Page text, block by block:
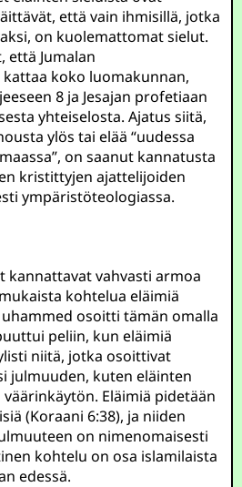
että vain ihmisillä, jotka
on kuolemattomat sielut.
että Jumalan
koko luomakunnan,
8 ja Jesajan profetiaan
yhteiselosta. Ajatus siitä,
ylös tai elää “uudessa
on saanut kannatusta
kristittyjen ajattelijoiden
ympäristöteologiassa.
kannattavat vahvasti armoa
kohtelua eläimiä
osoitti tämän omalla
peliin, kun eläimiä
niitä, jotka osoittivat
julmuuden, kuten eläinten
Eläimiä pidetään
(Koraani 6:38), ja niiden
on nimenomaisesti
kohtelu on osa islamilaista
edessä.